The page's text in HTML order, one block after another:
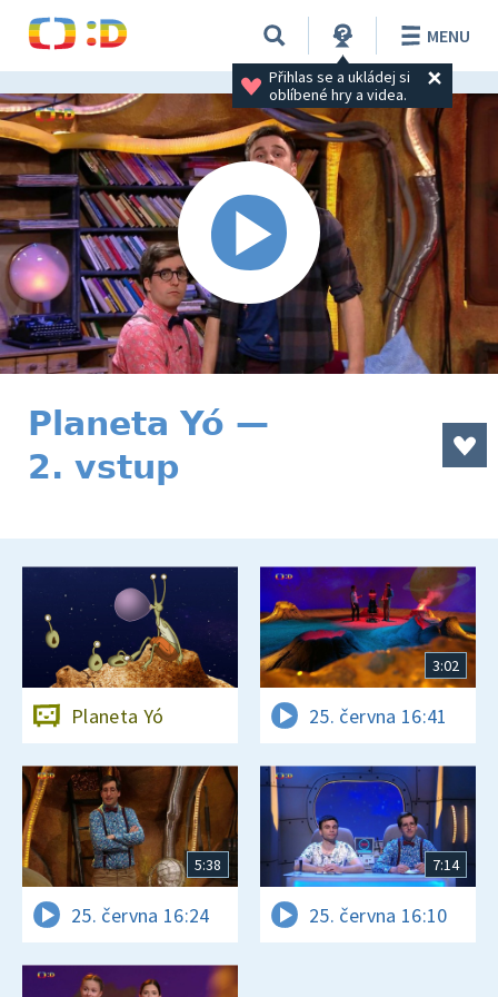
Přihlas se a ukládej si
oblíbené hry a videa.
MENU
Planeta Yó —
2. vstup
Planeta Yó
3:02
25. června 16:41
5:38
25. června 16:24
7:14
25. června 16:10